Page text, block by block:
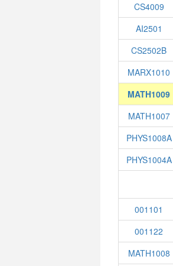
CS4009
AI2501
CS2502B
MARX1010
MATH1009
MATH1007
PHYS1008A
PHYS1004A
001101
001122
MATH1008